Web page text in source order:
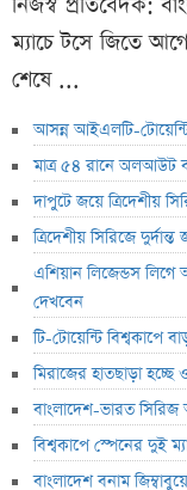
ম্যাচে টসে জিতে
শেষে ...
আসন্ন আইএলটি-
মাত্র ৫৪ রানে অলআউট
দাপুটে জয়ে ত্রিদেশীয়
ত্রিদেশীয় সিরিজে
এশিয়ান লিজেন্ডস
দেখবেন
টি-টোয়েন্টি বিশ্বকাপে
মিরাজের হাতছাড়া
বাংলাদেশ-ভারত
বিশ্বকাপে স্পেনের দুই
বাংলাদেশ বনাম